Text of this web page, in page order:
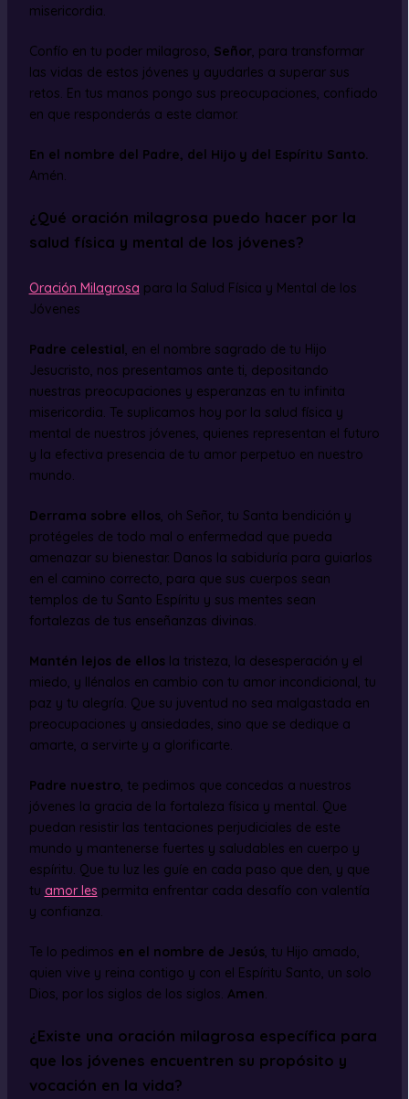
misericordia.
Confío en tu poder milagroso, Señor, para transformar
las vidas de estos jóvenes y ayudarles a superar sus
retos. En tus manos pongo sus preocupaciones, confiado
en que responderás a este clamor.
En el nombre del Padre, del Hijo y del Espíritu Santo.
Amén.
¿Qué oración milagrosa puedo hacer por la
salud física y mental de los jóvenes?
Oración Milagrosa para la Salud Física y Mental de los
Jóvenes
Padre celestial, en el nombre sagrado de tu Hijo
Jesucristo, nos presentamos ante ti, depositando
nuestras preocupaciones y esperanzas en tu infinita
misericordia. Te suplicamos hoy por la salud física y
mental de nuestros jóvenes, quienes representan el futuro
y la efectiva presencia de tu amor perpetuo en nuestro
mundo.
Derrama sobre ellos, oh Señor, tu Santa bendición y
protégeles de todo mal o enfermedad que pueda
amenazar su bienestar. Danos la sabiduría para guiarlos
en el camino correcto, para que sus cuerpos sean
templos de tu Santo Espíritu y sus mentes sean
fortalezas de tus enseñanzas divinas.
Mantén lejos de ellosla tristeza, la desesperación y el
miedo, y llénalos en cambio con tu amor incondicional, tu
paz y tu alegría. Que su juventud no sea malgastada en
preocupaciones y ansiedades, sino que se dedique a
amarte, a servirte y a glorificarte.
Padre nuestro, te pedimos que concedas a nuestros
jóvenes la gracia de la fortaleza física y mental. Que
puedan resistir las tentaciones perjudiciales de este
mundo y mantenerse fuertes y saludables en cuerpo y
espíritu. Que tu luz les guíe en cada paso que den, y que
tu amor les permita enfrentar cada desafío con valentía
y confianza.
Te lo pedimos en el nombre de Jesús, tu Hijo amado,
quien vive y reina contigo y con el Espíritu Santo, un solo
Dios, por los siglos de los siglos. Amen.
¿Existe una oración milagrosa específica para
que los jóvenes encuentren su propósito y
vocación en la vida?